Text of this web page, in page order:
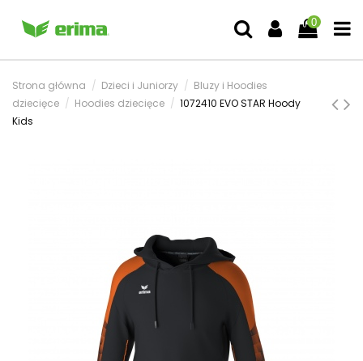
0
Strona główna Dzieci i Juniorzy
Bluzy i Hoodies
dziecięce
Hoodies dziecięce
1072410 EVO STAR Hoody
Kids